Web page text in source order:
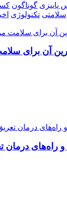
پاییزی گوناگون
سلامتی تکنولوژی
آن برای
راه‌های درمان